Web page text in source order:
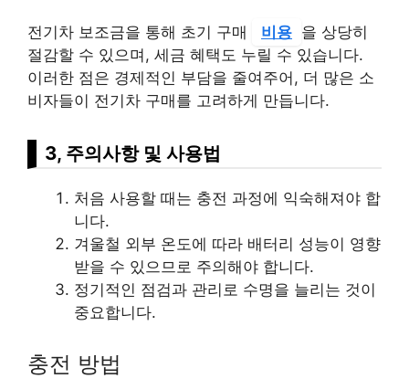
전기차 보조금을 통해 초기 구매 비용 을 상당히
절감할 수 있으며, 세금 혜택도 누릴 수 있습니다.
이러한 점은 경제적인 부담을 줄여주어, 더 많은 소
비자들이 전기차 구매를 고려하게 만듭니다.
3, 주의사항 및 사용법
처음 사용할 때는 충전 과정에 익숙해져야 합
니다.
겨울철 외부 온도에 따라 배터리 성능이 영향
받을 수 있으므로 주의해야 합니다.
정기적인 점검과 관리로 수명을 늘리는 것이
중요합니다.
충전 방법